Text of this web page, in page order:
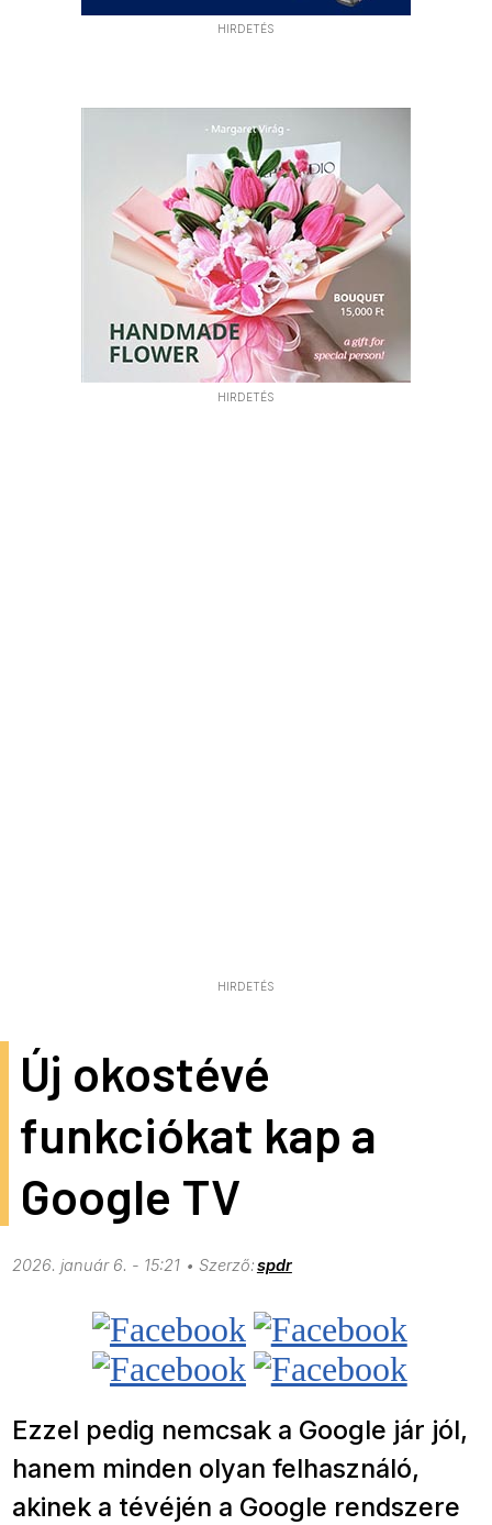
HIRDETÉS
HIRDETÉS
HIRDETÉS
Új okostévé
funkciókat kap a
Google TV
2026. január 6. - 15:21 spdr
Ezzel pedig nemcsak a Google jár jól,
hanem minden olyan felhasználó,
akinek a tévéjén a Google rendszere